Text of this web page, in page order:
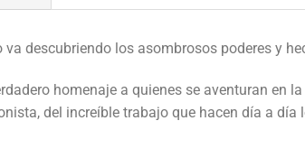
va descubriendo los asombrosos poderes y
homenaje a quienes se aventuran en
del increíble trabajo que hacen día a día